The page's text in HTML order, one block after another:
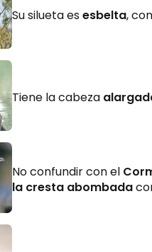
Su silueta esesbelta,
Tiene la cabeza
No confundir con el
la cresta abombada